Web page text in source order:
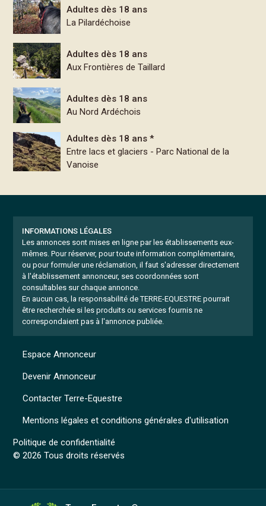
Adultes dès 18 ans
La Pilardéchoise
Adultes dès 18 ans
Aux Frontières de Taillard
Adultes dès 18 ans
Au Nord Ardéchois
Adultes dès 18 ans *
Entre lacs et glaciers - Parc National de la
Vanoise
INFORMATIONS LÉGALES
Les annonces sont mises en ligne par les établissements eux-
mêmes. Pour réserver, pour toute information complémentaire,
ou pour formuler une réclamation, il faut s'adresser directement
à l'établissement annonceur, ses coordonnées sont
consultables sur chaque annonce.
En aucun cas, la responsabilité de TERRE-EQUESTRE pourrait
être recherchée si les produits ou services fournis ne
correspondaient pas à l'annonce publiée.
Mentions légales et conditions générales d'utilisation
Politique de confidentialité
© 2026 Tous droits réservés
Espace Annonceur
Devenir Annonceur
Contacter Terre-Equestre